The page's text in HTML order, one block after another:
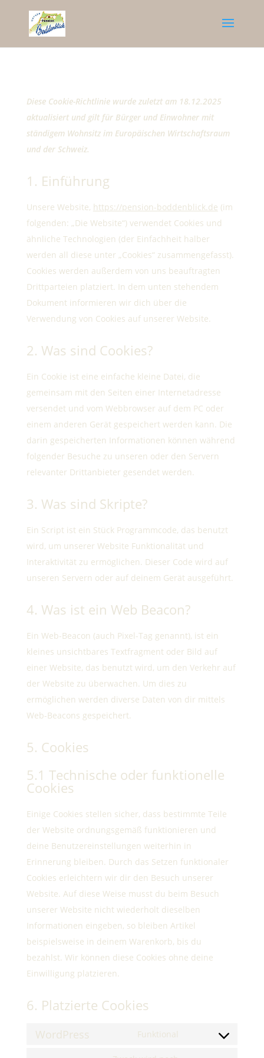
Diese Cookie-Richtlinie wurde zuletzt am 18.12.2025
aktualisiert und gilt für Bürger und Einwohner mit
ständigem Wohnsitz im Europäischen Wirtschaftsraum
und der Schweiz.
1. Einführung
Unsere Website, https://pension-boddenblick.de (im
folgenden: „Die Website“) verwendet Cookies und
ähnliche Technologien (der Einfachheit halber
werden all diese unter „Cookies“ zusammengefasst).
Cookies werden außerdem von uns beauftragten
Drittparteien platziert. In dem unten stehendem
Dokument informieren wir dich über die
Verwendung von Cookies auf unserer Website.
2. Was sind Cookies?
Ein Cookie ist eine einfache kleine Datei, die
gemeinsam mit den Seiten einer Internetadresse
versendet und vom Webbrowser auf dem PC oder
einem anderen Gerät gespeichert werden kann. Die
darin gespeicherten Informationen können während
folgender Besuche zu unseren oder den Servern
relevanter Drittanbieter gesendet werden.
3. Was sind Skripte?
Ein Script ist ein Stück Programmcode, das benutzt
wird, um unserer Website Funktionalität und
Interaktivität zu ermöglichen. Dieser Code wird auf
unseren Servern oder auf deinem Gerät ausgeführt.
4. Was ist ein Web Beacon?
Ein Web-Beacon (auch Pixel-Tag genannt), ist ein
kleines unsichtbares Textfragment oder Bild auf
einer Website, das benutzt wird, um den Verkehr auf
der Website zu überwachen. Um dies zu
ermöglichen werden diverse Daten von dir mittels
Web-Beacons gespeichert.
5. Cookies
5.1 Technische oder funktionelle
Cookies
Einige Cookies stellen sicher, dass bestimmte Teile
der Website ordnungsgemäß funktionieren und
deine Benutzereinstellungen weiterhin in
Erinnerung bleiben. Durch das Setzen funktionaler
Cookies erleichtern wir dir den Besuch unserer
Website. Auf diese Weise musst du beim Besuch
unserer Website nicht wiederholt dieselben
Informationen eingeben, so bleiben Artikel
beispielsweise in deinem Warenkorb, bis du
bezahlst. Wir können diese Cookies ohne deine
Einwilligung platzieren.
6. Platzierte Cookies
WordPress Funktional